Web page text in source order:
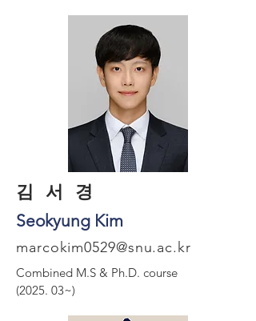
김 서 경
Seokyung Kim
marcokim0529@snu.ac.kr
Combined M.S & Ph.D. course
(2025. 03~)